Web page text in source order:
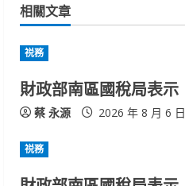
u
e
R
e
a
相關文章
祱務
財政部南區國稅局表示
蔡 永源 2026 年 8 月 6 日
祱務